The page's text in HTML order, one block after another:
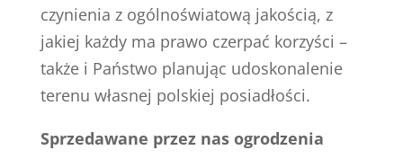
czynienia z ogólnoświatową jakością, z
jakiej każdy ma prawo czerpać korzyści –
także i Państwo planując udoskonalenie
terenu własnej polskiej posiadłości.
Sprzedawane przez nas ogrodzenia